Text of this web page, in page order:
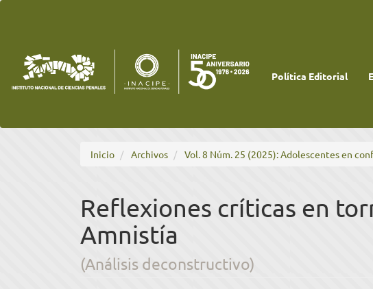
Barra
lateral
Política Editorial
Inicio Archivos Vol. 8 Núm. 25 (2025): Adolescentes en
Reflexiones críticas en
Amnistía
(Análisis deconstructivo)